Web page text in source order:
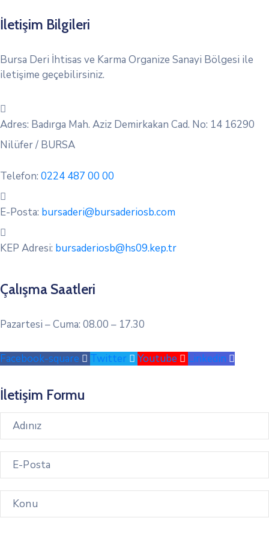
İletişim Bilgileri
Bursa Deri İhtisas ve Karma Organize Sanayi Bölgesi ile
iletişime geçebilirsiniz.
Adres: Badırga Mah. Aziz Demirkakan Cad. No: 14 16290
Nilüfer / BURSA
Telefon: 0224 487 00 00
E-Posta: bursaderi@bursaderiosb.com
KEP Adresi: bursaderiosb@hs09.kep.tr
Çalışma Saatleri
Pazartesi – Cuma: 08.00 – 17.30
Facebook-square Twitter Youtube Linkedin
İletişim Formu